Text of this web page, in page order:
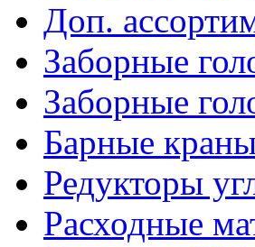
Доп.
Заборные
Заборные
Барные
Редукторы
Расходные